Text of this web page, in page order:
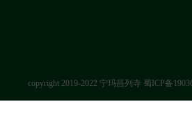
copyright 2019-2022 宁玛昌列寺 蜀ICP备